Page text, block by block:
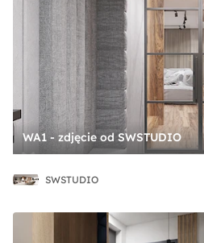
WA1 - zdjęcie od SWSTUDIO
SWSTUDIO